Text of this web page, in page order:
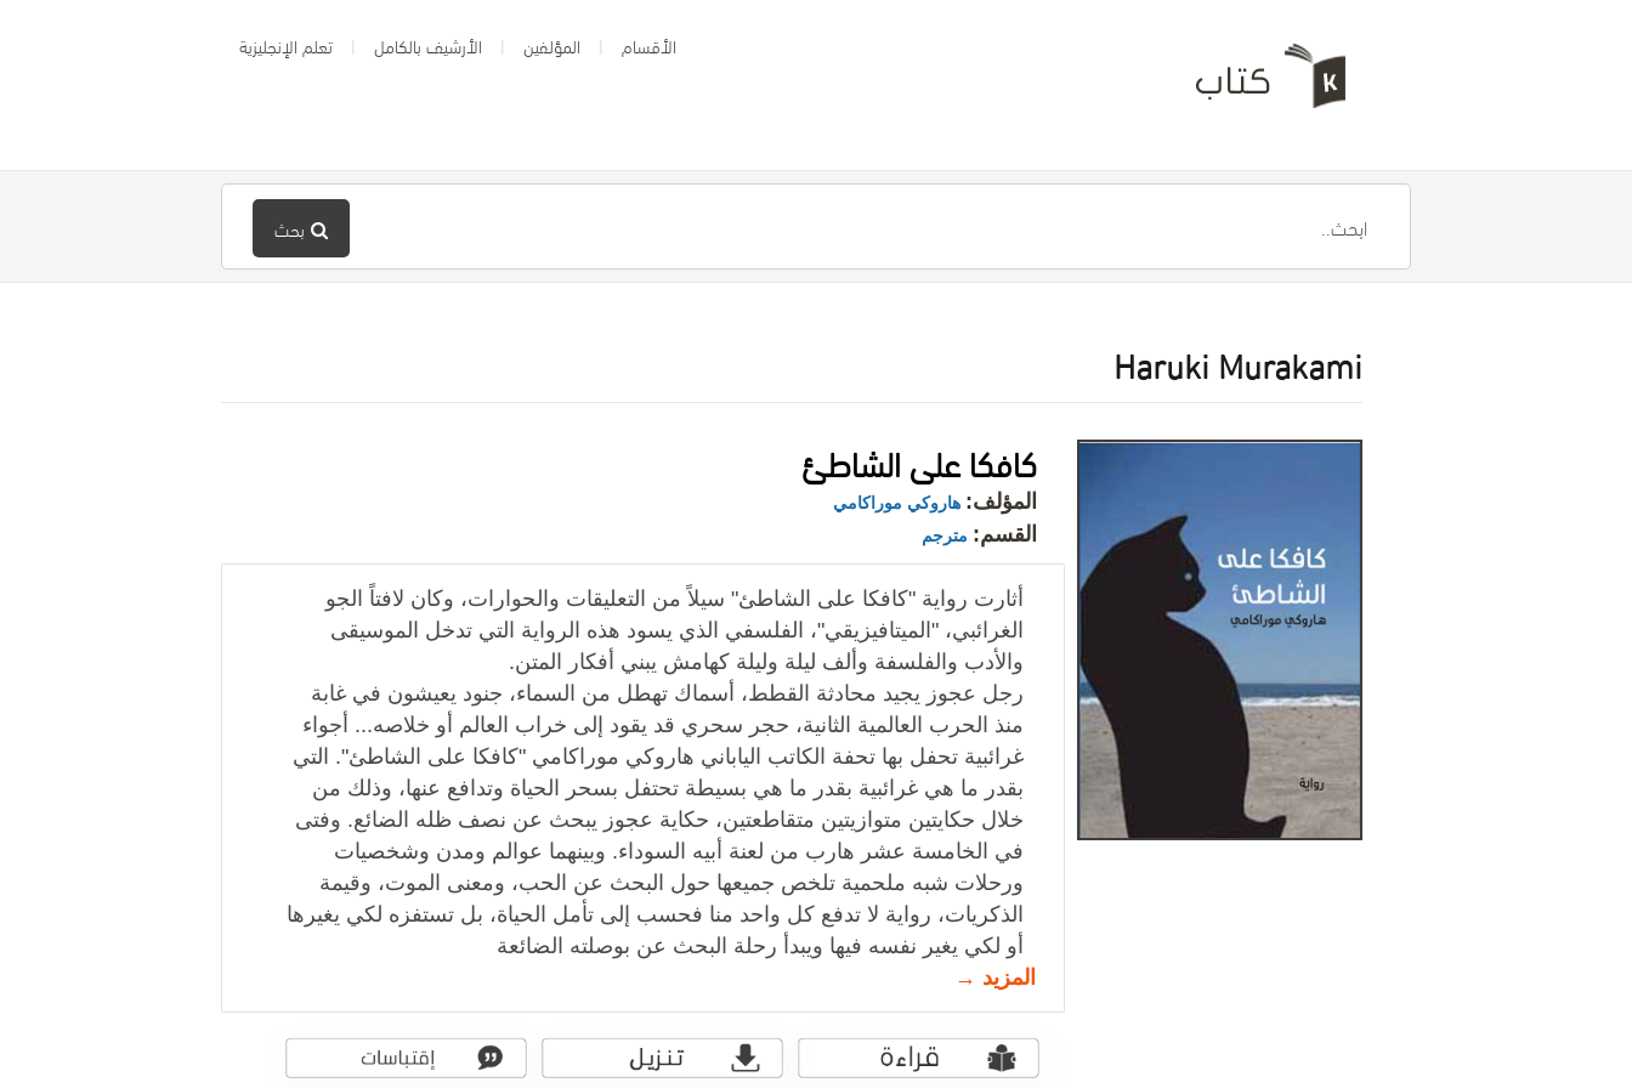
الأقسام المؤلفين الأرشيف بالكامل تعلم الإنجليزية
بحث
Haruki Murakami
كافكا على الشاطئ
المؤلف: هاروكي موراكامي
القسم: مترجم
أثارت رواية "كافكا على الشاطئ" سيلاً من التعليقات والحوارات، وكان لافتاً الجو
الغرائبي، "الميتافيزيقي"، الفلسفي الذي يسود هذه الرواية التي تدخل الموسيقى
والأدب والفلسفة وألف ليلة وليلة كهامش يبني أفكار المتن.
رجل عجوز يجيد محادثة القطط، أسماك تهطل من السماء، جنود يعيشون في غابة
منذ الحرب العالمية الثانية، حجر سحري قد يقود إلى خراب العالم أو خلاصه... أجواء
غرائبية تحفل بها تحفة الكاتب الياباني هاروكي موراكامي "كافكا على الشاطئ". التي
بقدر ما هي غرائبية بقدر ما هي بسيطة تحتفل بسحر الحياة وتدافع عنها، وذلك من
خلال حكايتين متوازيتين متقاطعتين، حكاية عجوز يبحث عن نصف ظله الضائع. وفتى
في الخامسة عشر هارب من لعنة أبيه السوداء. وبينهما عوالم ومدن وشخصيات
ورحلات شبه ملحمية تلخص جميعها حول البحث عن الحب، ومعنى الموت، وقيمة
الذكريات، رواية لا تدفع كل واحد منا فحسب إلى تأمل الحياة، بل تستفزه لكي يغيرها
أو لكي يغير نفسه فيها ويبدأ رحلة البحث عن بوصلته الضائعة
المزيد →